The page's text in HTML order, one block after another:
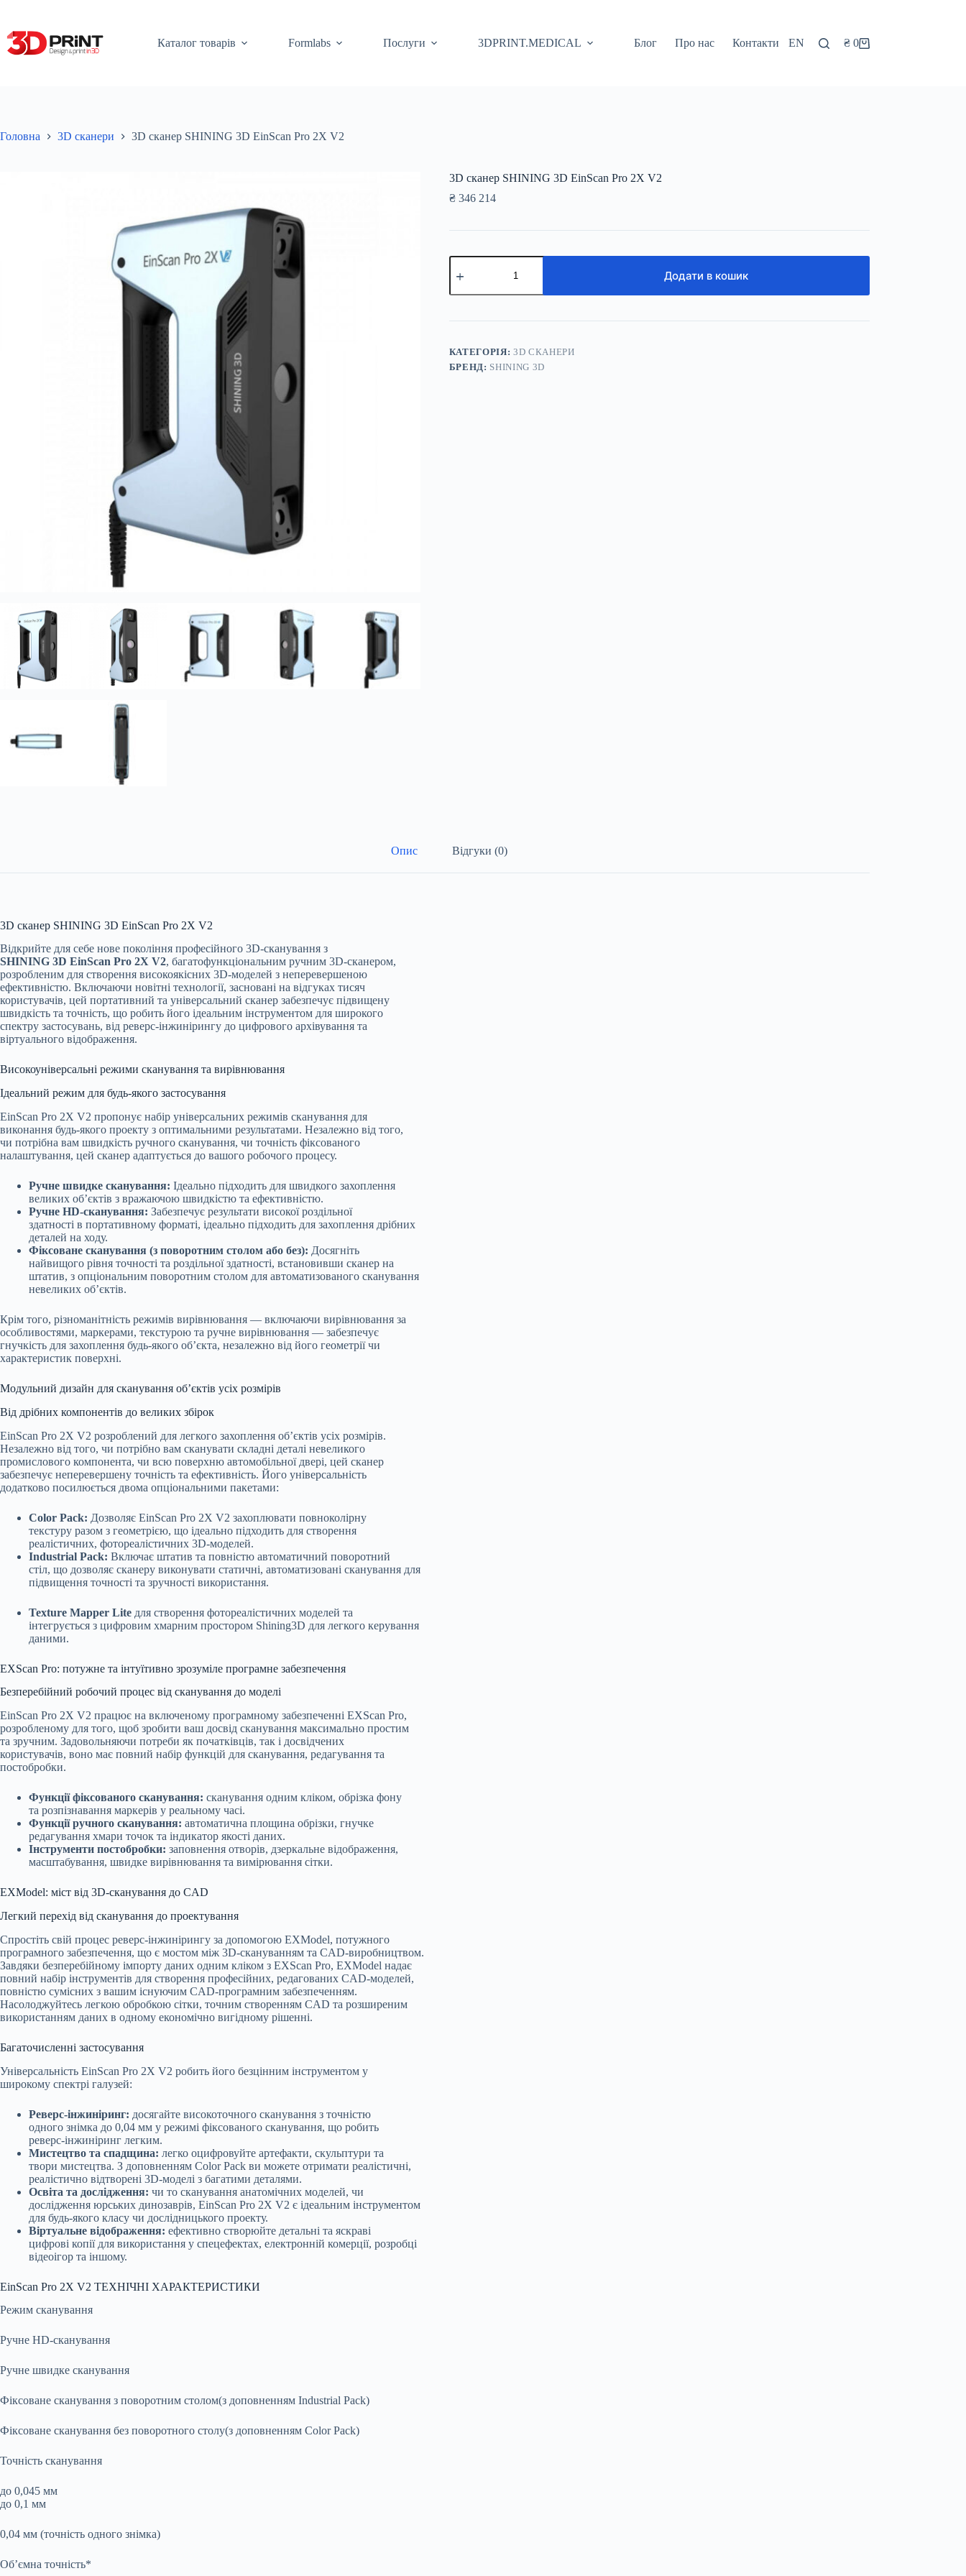
вмісту
Каталог товарів
Formlabs Послуги 3DPRINT.MEDICAL Блог Про нас Контакти EN Кошик
₴0
Головна 3D сканери 3D сканер SHINING 3D EinScan Pro 2X V2
3D сканер SHINING 3D EinScan Pro 2X V2
₴346 214
3D
сканер
3D
Pro
V2
кількість
Додати в кошик
КАТЕГОРІЯ: 3D СКАНЕРИ
БРЕНД: SHINING 3D
Опис Відгуки (0)
3D сканер SHINING 3D EinScan Pro 2X V2
Відкрийте для себе нове покоління професійного 3D-сканування з
SHINING 3D EinScan Pro 2X V2, багатофункціональним ручним 3D-сканером,
розробленим для створення високоякісних 3D-моделей з неперевершеною
ефективністю. Включаючи новітні технології, засновані на відгуках тисяч
користувачів, цей портативний та універсальний сканер забезпечує підвищену
швидкість та точність, що робить його ідеальним інструментом для широкого
спектру застосувань, від реверс-інжинірингу до цифрового архівування та
віртуального відображення.
Високоуніверсальні режими сканування та вирівнювання
Ідеальний режим для будь-якого застосування
EinScan Pro 2X V2 пропонує набір універсальних режимів сканування для
виконання будь-якого проекту з оптимальними результатами. Незалежно від того,
чи потрібна вам швидкість ручного сканування, чи точність фіксованого
налаштування, цей сканер адаптується до вашого робочого процесу.
Ручне швидке сканування: Ідеально підходить для швидкого захоплення
великих об’єктів з вражаючою швидкістю та ефективністю.
Ручне HD-сканування: Забезпечує результати високої роздільної
здатності в портативному форматі, ідеально підходить для захоплення дрібних
деталей на ходу.
Фіксоване сканування (з поворотним столом або без): Досягніть
найвищого рівня точності та роздільної здатності, встановивши сканер на
штатив, з опціональним поворотним столом для автоматизованого сканування
невеликих об’єктів.
Крім того, різноманітність режимів вирівнювання — включаючи вирівнювання за
особливостями, маркерами, текстурою та ручне вирівнювання — забезпечує
гнучкість для захоплення будь-якого об’єкта, незалежно від його геометрії чи
характеристик поверхні.
Модульний дизайн для сканування об’єктів усіх розмірів
Від дрібних компонентів до великих збірок
EinScan Pro 2X V2 розроблений для легкого захоплення об’єктів усіх розмірів.
Незалежно від того, чи потрібно вам сканувати складні деталі невеликого
промислового компонента, чи всю поверхню автомобільної двері, цей сканер
забезпечує неперевершену точність та ефективність. Його універсальність
додатково посилюється двома опціональними пакетами:
Color Pack: Дозволяє EinScan Pro 2X V2 захоплювати повноколірну
текстуру разом з геометрією, що ідеально підходить для створення
реалістичних, фотореалістичних 3D-моделей.
Industrial Pack: Включає штатив та повністю автоматичний поворотний
стіл, що дозволяє сканеру виконувати статичні, автоматизовані сканування для
підвищення точності та зручності використання.
Texture Mapper Lite для створення фотореалістичних моделей та
інтегрується з цифровим хмарним простором Shining3D для легкого керування
даними.
EXScan Pro: потужне та інтуїтивно зрозуміле програмне забезпечення
Безперебійний робочий процес від сканування до моделі
EinScan Pro 2X V2 працює на включеному програмному забезпеченні EXScan Pro,
розробленому для того, щоб зробити ваш досвід сканування максимально простим
та зручним. Задовольняючи потреби як початківців, так і досвідчених
користувачів, воно має повний набір функцій для сканування, редагування та
постобробки.
Функції фіксованого сканування: сканування одним кліком, обрізка фону
та розпізнавання маркерів у реальному часі.
Функції ручного сканування: автоматична площина обрізки, гнучке
редагування хмари точок та індикатор якості даних.
Інструменти постобробки: заповнення отворів, дзеркальне відображення,
масштабування, швидке вирівнювання та вимірювання сітки.
EXModel: міст від 3D-сканування до CAD
Легкий перехід від сканування до проектування
Спростіть свій процес реверс-інжинірингу за допомогою EXModel, потужного
програмного забезпечення, що є мостом між 3D-скануванням та CAD-виробництвом.
Завдяки безперебійному імпорту даних одним кліком з EXScan Pro, EXModel надає
повний набір інструментів для створення професійних, редагованих CAD-моделей,
повністю сумісних з вашим існуючим CAD-програмним забезпеченням.
Насолоджуйтесь легкою обробкою сітки, точним створенням CAD та розширеним
використанням даних в одному економічно вигідному рішенні.
Багаточисленні застосування
Універсальність EinScan Pro 2X V2 робить його безцінним інструментом у
широкому спектрі галузей:
Реверс-інжиніринг: досягайте високоточного сканування з точністю
одного знімка до 0,04 мм у режимі фіксованого сканування, що робить
реверс-інжиніринг легким.
Мистецтво та спадщина: легко оцифровуйте артефакти, скульптури та
твори мистецтва. З доповненням Color Pack ви можете отримати реалістичні,
реалістично відтворені 3D-моделі з багатими деталями.
Освіта та дослідження: чи то сканування анатомічних моделей, чи
дослідження юрських динозаврів, EinScan Pro 2X V2 є ідеальним інструментом
для будь-якого класу чи дослідницького проекту.
Віртуальне відображення: ефективно створюйте детальні та яскраві
цифрові копії для використання у спецефектах, електронній комерції, розробці
відеоігор та іншому.
EinScan Pro 2X V2 ТЕХНІЧНІ ХАРАКТЕРИСТИКИ
Режим сканування
Ручне HD-сканування
Ручне швидке сканування
Фіксоване сканування з поворотним столом(з доповненням Industrial Pack)
Фіксоване сканування без поворотного столу(з доповненням Color Pack)
Точність сканування
до 0,045 мм
до 0,1 мм
0,04 мм (точність одного знімка)
Об’ємна точність*